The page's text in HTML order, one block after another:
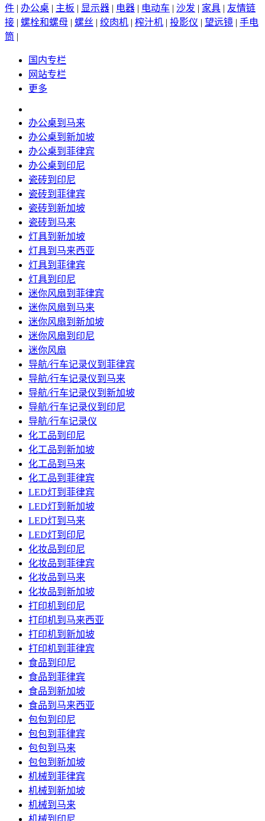
件 | 办公桌 | 主板 | 显示器 | 电器 | 电动车 | 沙发 | 家具 | 友情链
接 | 螺栓和螺母 | 螺丝 | 绞肉机 | 榨汁机 | 投影仪 | 望远镜 | 手电
筒 |
国内专栏
网站专栏
更多
办公桌到马来
办公桌到新加坡
办公桌到菲律宾
办公桌到印尼
瓷砖到印尼
瓷砖到菲律宾
瓷砖到新加坡
瓷砖到马来
灯具到新加坡
灯具到马来西亚
灯具到菲律宾
灯具到印尼
迷你风扇到菲律宾
迷你风扇到马来
迷你风扇到新加坡
迷你风扇到印尼
迷你风扇
导航/行车记录仪到菲律宾
导航/行车记录仪到马来
导航/行车记录仪到新加坡
导航/行车记录仪到印尼
导航/行车记录仪
化工品到印尼
化工品到新加坡
化工品到马来
化工品到菲律宾
LED灯到菲律宾
LED灯到新加坡
LED灯到马来
LED灯到印尼
化妆品到印尼
化妆品到菲律宾
化妆品到马来
化妆品到新加坡
打印机到印尼
打印机到马来西亚
打印机到新加坡
打印机到菲律宾
食品到印尼
食品到菲律宾
食品到新加坡
食品到马来西亚
包包到印尼
包包到菲律宾
包包到马来
包包到新加坡
机械到菲律宾
机械到新加坡
机械到马来